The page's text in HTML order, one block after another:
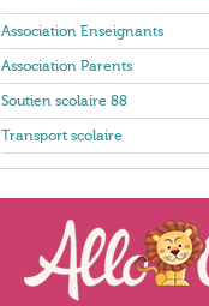
Association Enseignants
Association Parents
Soutien scolaire 88
Transport scolaire